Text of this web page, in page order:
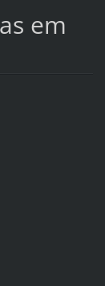
em